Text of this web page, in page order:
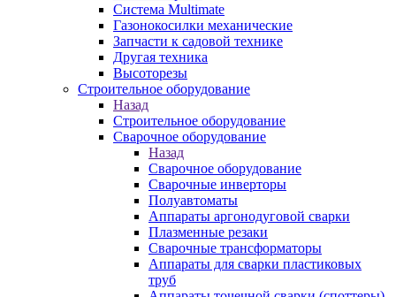
Система Multimate
Газонокосилки механические
Запчасти к садовой технике
Другая техника
Высоторезы
Строительное оборудование
Назад
Строительное оборудование
Сварочное оборудование
Назад
Сварочное оборудование
Сварочные инверторы
Полуавтоматы
Аппараты аргонодуговой сварки
Плазменные резаки
Сварочные трансформаторы
Аппараты для сварки пластиковых
труб